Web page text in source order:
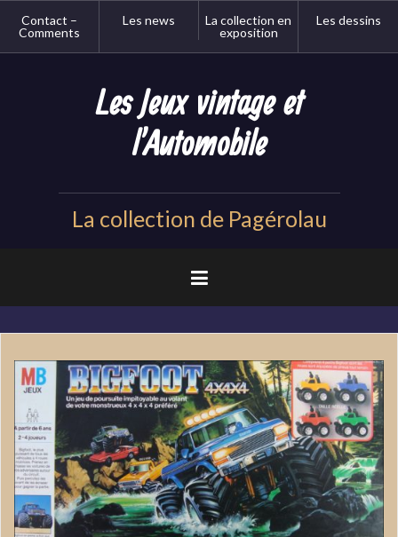
Contact –
Comments
Les news
La collection en
exposition
Les dessins
Les Jeux vintage et
l'Automobile
La collection de Pagérolau